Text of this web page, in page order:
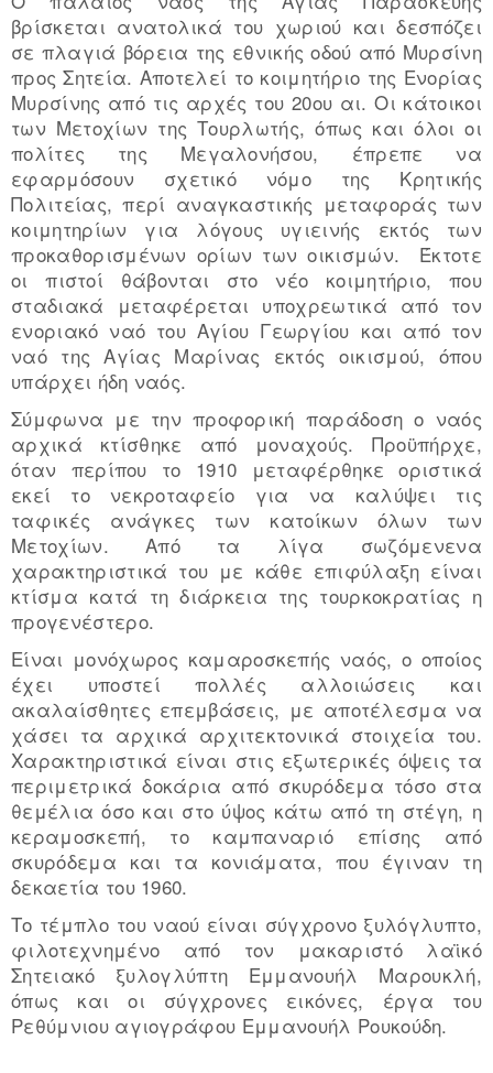
βρίσκεται ανατολικά του χωριού και δεσπόζει
σε πλαγιά βόρεια της εθνικής οδού από Μυρσίνη
προς Σητεία. Αποτελεί το κοιμητήριο της Ενορίας
Μυρσίνης από τις αρχές του 20ου αι. Οι κάτοικοι
των Μετοχίων της Τουρλωτής, όπως και όλοι οι
πολίτες της Μεγαλονήσου, έπρεπε να
εφαρμόσουν σχετικό νόμο της Κρητικής
Πολιτείας, περί αναγκαστικής μεταφοράς των
κοιμητηρίων για λόγους υγιεινής εκτός των
προκαθορισμένων ορίων των οικισμών. Έκτοτε
οι πιστοί θάβονται στο νέο κοιμητήριο, που
σταδιακά μεταφέρεται υποχρεωτικά από τον
ενοριακό ναό του Αγίου Γεωργίου και από τον
ναό της Αγίας Μαρίνας εκτός οικισμού, όπου
υπάρχει ήδη ναός.
Σύμφωνα με την προφορική παράδοση ο ναός
αρχικά κτίσθηκε από μοναχούς. Προϋπήρχε,
όταν περίπου το 1910 μεταφέρθηκε οριστικά
εκεί το νεκροταφείο για να καλύψει τις
ταφικές ανάγκες των κατοίκων όλων των
Μετοχίων. Από τα λίγα σωζόμενενα
χαρακτηριστικά του με κάθε επιφύλαξη είναι
κτίσμα κατά τη διάρκεια της τουρκοκρατίας η
προγενέστερο.
Είναι μονόχωρος καμαροσκεπής ναός, ο οποίος
έχει υποστεί πολλές αλλοιώσεις και
ακαλαίσθητες επεμβάσεις, με αποτέλεσμα να
χάσει τα αρχικά αρχιτεκτονικά στοιχεία του.
Χαρακτηριστικά είναι στις εξωτερικές όψεις τα
περιμετρικά δοκάρια από σκυρόδεμα τόσο στα
θεμέλια όσο και στο ύψος κάτω από τη στέγη, η
κεραμοσκεπή, το καμπαναριό επίσης από
σκυρόδεμα και τα κονιάματα, που έγιναν τη
δεκαετία του 1960.
Το τέμπλο του ναού είναι σύγχρονο ξυλόγλυπτο,
φιλοτεχνημένο από τον μακαριστό λαϊκό
Σητειακό ξυλογλύπτη Εμμανουήλ Μαρουκλή,
όπως και οι σύγχρονες εικόνες, έργα του
Ρεθύμνιου αγιογράφου Εμμανουήλ Ρουκούδη.